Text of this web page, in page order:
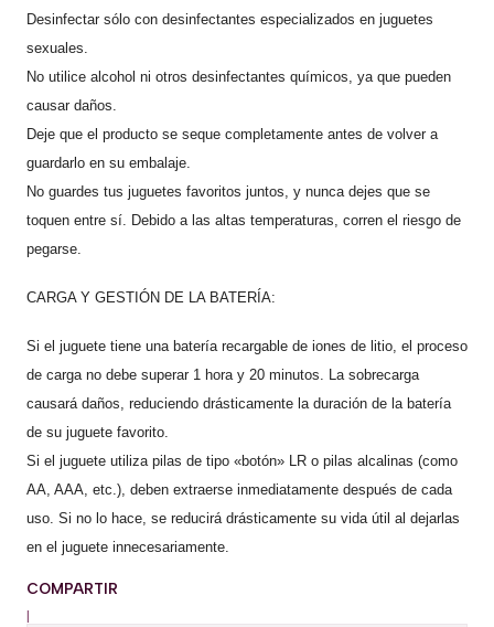
Desinfectar sólo con desinfectantes especializados en juguetes
sexuales.
No utilice alcohol ni otros desinfectantes químicos, ya que pueden
causar daños.
Deje que el producto se seque completamente antes de volver a
guardarlo en su embalaje.
No guardes tus juguetes favoritos juntos, y nunca dejes que se
toquen entre sí. Debido a las altas temperaturas, corren el riesgo de
pegarse.
CARGA Y GESTIÓN DE LA BATERÍA:
Si el juguete tiene una batería recargable de iones de litio, el proceso
de carga no debe superar 1 hora y 20 minutos. La sobrecarga
causará daños, reduciendo drásticamente la duración de la batería
de su juguete favorito.
Si el juguete utiliza pilas de tipo «botón» LR o pilas alcalinas (como
AA, AAA, etc.), deben extraerse inmediatamente después de cada
uso. Si no lo hace, se reducirá drásticamente su vida útil al dejarlas
en el juguete innecesariamente.
COMPARTIR
|